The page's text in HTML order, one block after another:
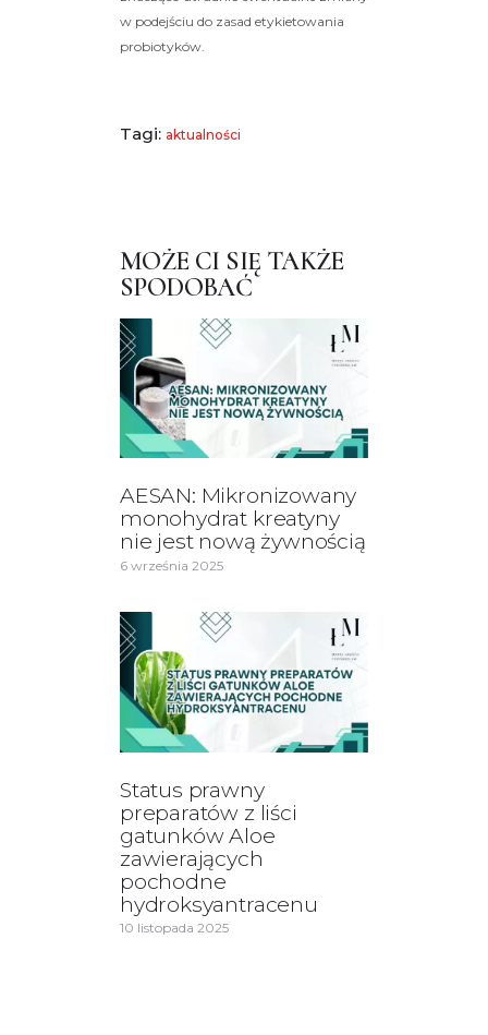
w podejściu do zasad etykietowania
probiotyków.
Tagi: aktualności
MOŻE CI SIĘ TAKŻE
SPODOBAĆ
AESAN: Mikronizowany
monohydrat kreatyny
nie jest nową żywnością
6 września 2025
Status prawny
preparatów z liści
gatunków Aloe
zawierających
pochodne
hydroksyantracenu
10 listopada 2025